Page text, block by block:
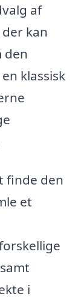
af
kan
den
klassisk
finde den
et
i